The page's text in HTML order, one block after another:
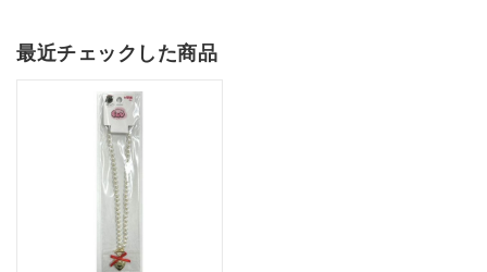
最近チェックした商品